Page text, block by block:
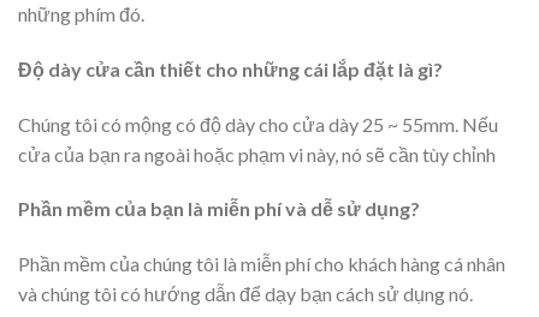
những phím đó.
Độ dày cửa cần thiết cho những cái lắp đặt là gì?
Chúng tôi có mộng có độ dày cho cửa dày 25 ~ 55mm. Nếu
cửa của bạn ra ngoài hoặc phạm vi này, nó sẽ cần tùy chỉnh
Phần mềm của bạn là miễn phí và dễ sử dụng?
Phần mềm của chúng tôi là miễn phí cho khách hàng cá nhân
và chúng tôi có hướng dẫn để dạy bạn cách sử dụng nó.